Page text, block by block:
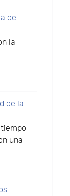
de
la
de la
una